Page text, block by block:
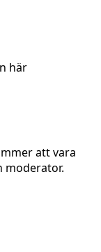
här
att vara
moderator.